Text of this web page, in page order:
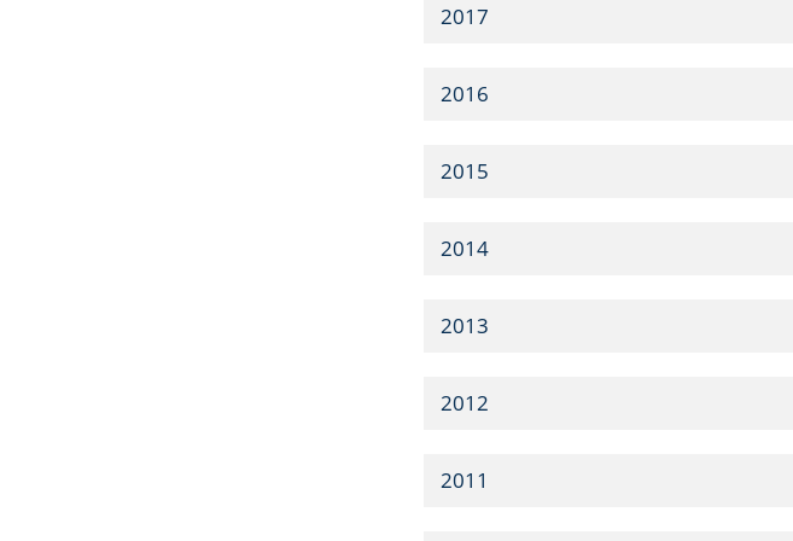
2017
2016
2015
2014
2013
2012
2011